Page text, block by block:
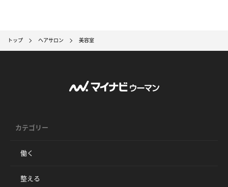
トップ ヘアサロン 美容室
カテゴリー
働く
整える